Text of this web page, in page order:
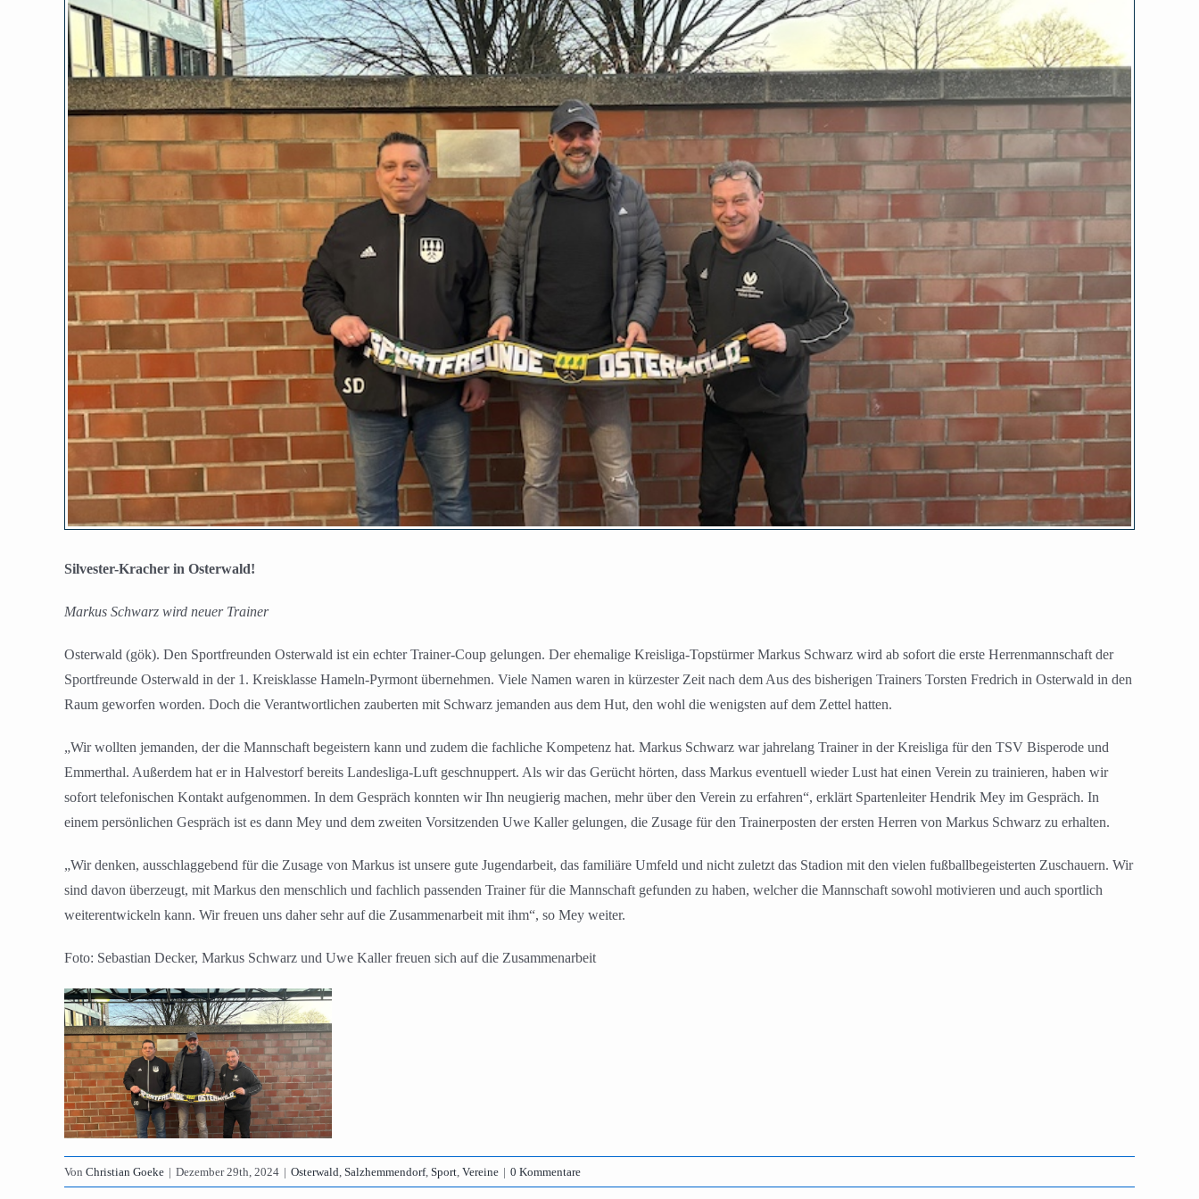
Silvester-Kracher in Osterwald!
Markus Schwarz wird neuer Trainer
Osterwald (gök). Den Sportfreunden Osterwald ist ein echter Trainer-Coup gelungen. Der ehemalige Kreisliga-Topstürmer Markus Schwarz wird ab sofort die erste Herrenmannschaft der
Sportfreunde Osterwald in der 1. Kreisklasse Hameln-Pyrmont übernehmen. Viele Namen waren in kürzester Zeit nach dem Aus des bisherigen Trainers Torsten Fredrich in Osterwald in den
Raum geworfen worden. Doch die Verantwortlichen zauberten mit Schwarz jemanden aus dem Hut, den wohl die wenigsten auf dem Zettel hatten.
„Wir wollten jemanden, der die Mannschaft begeistern kann und zudem die fachliche Kompetenz hat. Markus Schwarz war jahrelang Trainer in der Kreisliga für den TSV Bisperode und
Emmerthal. Außerdem hat er in Halvestorf bereits Landesliga-Luft geschnuppert. Als wir das Gerücht hörten, dass Markus eventuell wieder Lust hat einen Verein zu trainieren, haben wir
sofort telefonischen Kontakt aufgenommen. In dem Gespräch konnten wir Ihn neugierig machen, mehr über den Verein zu erfahren“, erklärt Spartenleiter Hendrik Mey im Gespräch. In
einem persönlichen Gespräch ist es dann Mey und dem zweiten Vorsitzenden Uwe Kaller gelungen, die Zusage für den Trainerposten der ersten Herren von Markus Schwarz zu erhalten.
„Wir denken, ausschlaggebend für die Zusage von Markus ist unsere gute Jugendarbeit, das familiäre Umfeld und nicht zuletzt das Stadion mit den vielen fußballbegeisterten Zuschauern. Wir
sind davon überzeugt, mit Markus den menschlich und fachlich passenden Trainer für die Mannschaft gefunden zu haben, welcher die Mannschaft sowohl motivieren und auch sportlich
weiterentwickeln kann. Wir freuen uns daher sehr auf die Zusammenarbeit mit ihm“, so Mey weiter.
Foto: Sebastian Decker, Markus Schwarz und Uwe Kaller freuen sich auf die Zusammenarbeit
Von Christian Goeke | Dezember 29th, 2024 | Osterwald, Salzhemmendorf, Sport, Vereine | 0 Kommentare